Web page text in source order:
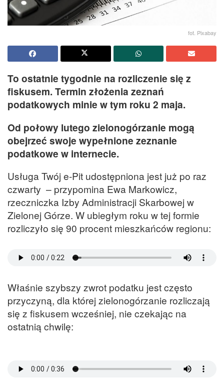
fot. Pixabay
To ostatnie tygodnie na rozliczenie się z
fiskusem. Termin złożenia zeznań
podatkowych minie w tym roku 2 maja.
Od połowy lutego zielonogórzanie mogą
obejrzeć swoje wypełnione zeznanie
podatkowe w internecie.
Usługa Twój e-Pit udostępniona jest już po raz
czwarty – przypomina Ewa Markowicz,
rzeczniczka Izby Administracji Skarbowej w
Zielonej Górze. W ubiegłym roku w tej formie
rozliczyło się 90 procent mieszkańców regionu:
Właśnie szybszy zwrot podatku jest często
przyczyną, dla której zielonogórzanie rozliczają
się z fiskusem wcześniej, nie czekając na
ostatnią chwilę: